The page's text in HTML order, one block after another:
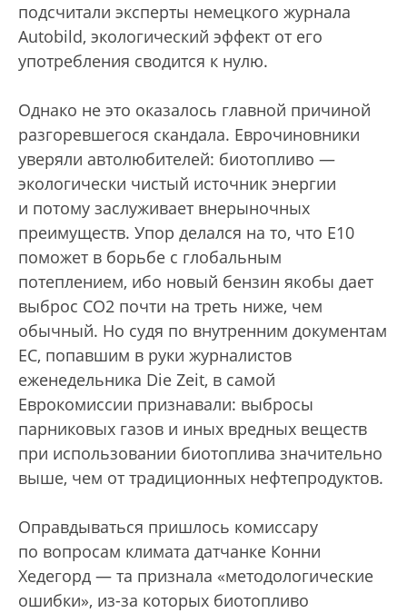
подсчитали эксперты немецкого журнала
Autobild, экологический эффект от его
употребления сводится к нулю.
Однако не это оказалось главной причиной
разгоревшегося скандала. Еврочиновники
уверяли автолюбителей: биотопливо —
экологически чистый источник энергии
и потому заслуживает внерыночных
преимуществ. Упор делался на то, что E10
поможет в борьбе с глобальным
потеплением, ибо новый бензин якобы дает
выброс CO2 почти на треть ниже, чем
обычный. Но судя по внутренним документам
ЕС, попавшим в руки журналистов
еженедельника Die Zeit, в самой
Еврокомиссии признавали: выбросы
парниковых газов и иных вредных веществ
при использовании биотоплива значительно
выше, чем от традиционных нефтепродуктов.
Оправдываться пришлось комиссару
по вопросам климата датчанке Конни
Хедегорд — та признала «методологические
ошибки», из-за которых биотопливо